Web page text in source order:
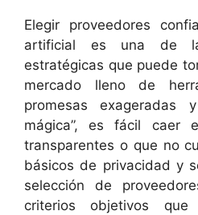
Elegir proveedores
artificial es una de
estratégicas que puede
mercado lleno de
promesas exageradas
mágica”, es fácil caer
transparentes o que no
básicos de privacidad y
selección de
criterios objetivos